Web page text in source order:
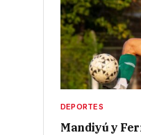
DEPORTES
Mandiyú y